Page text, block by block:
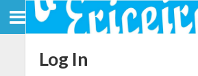
Log In